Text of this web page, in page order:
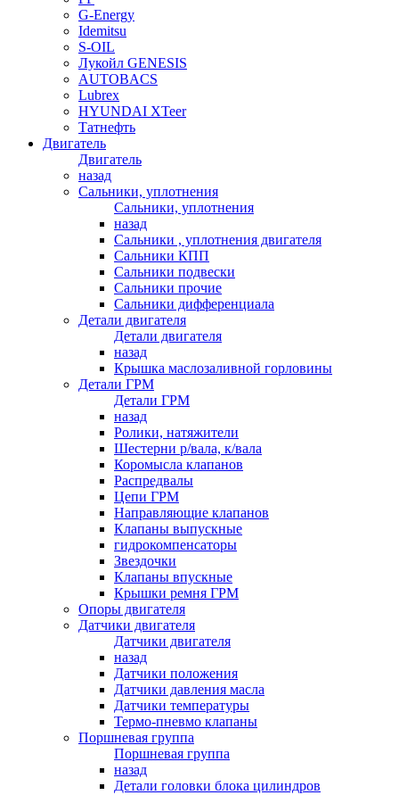
G-Energy
Idemitsu
S-OIL
Лукойл GENESIS
AUTOBACS
Lubrex
HYUNDAI XTeer
Татнефть
Двигатель
Двигатель
назад
Сальники, уплотнения
Сальники, уплотнения
назад
Сальники , уплотнения двигателя
Сальники КПП
Сальники подвески
Сальники прочие
Сальники дифференциала
Детали двигателя
Детали двигателя
назад
Крышка маслозаливной горловины
Детали ГРМ
Детали ГРМ
назад
Ролики, натяжители
Шестерни р/вала, к/вала
Коромысла клапанов
Распредвалы
Цепи ГРМ
Направляющие клапанов
Клапаны выпускные
гидрокомпенсаторы
Звездочки
Клапаны впускные
Крышки ремня ГРМ
Опоры двигателя
Датчики двигателя
Датчики двигателя
назад
Датчики положения
Датчики давления масла
Датчики температуры
Термо-пневмо клапаны
Поршневая группа
Поршневая группа
назад
Детали головки блока цилиндров